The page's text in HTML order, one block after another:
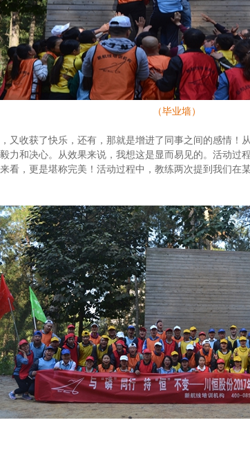
（毕业墙）
又收获了快乐，还有，那就是增进了同事之间的感情
力和决心。从效果来说，我想这是显而易见的。活动
，更是堪称完美！活动过程中，教练两次提到我们在